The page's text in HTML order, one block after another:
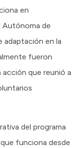
en
Autónoma de
adaptación en la
fueron
acción que reunió a
del programa
funciona desde